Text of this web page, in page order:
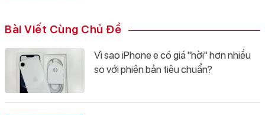
Bài Viết Cùng Chủ Đề
Vì sao iPhone e có giá "hời" hơn nhiều
so với phiên bản tiêu chuẩn?